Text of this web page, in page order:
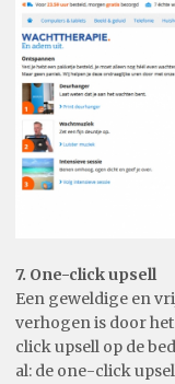
7. One-click upsell
Een geweldige en
verhogen is door
click upsell op de
al: de one-click